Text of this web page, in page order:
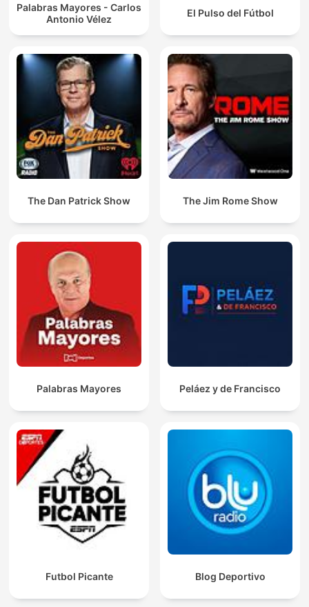
Palabras Mayores - Carlos
Antonio Vélez
El Pulso del Fútbol
The Dan Patrick Show The Jim Rome Show
Palabras Mayores Peláez y de Francisco
Futbol Picante Blog Deportivo